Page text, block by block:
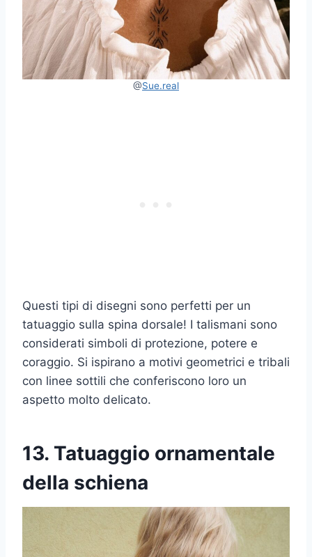
@Sue.real
Questi tipi di disegni sono perfetti per un
tatuaggio sulla spina dorsale! I talismani sono
considerati simboli di protezione, potere e
coraggio. Si ispirano a motivi geometrici e tribali
con linee sottili che conferiscono loro un
aspetto molto delicato.
13. Tatuaggio ornamentale
della schiena